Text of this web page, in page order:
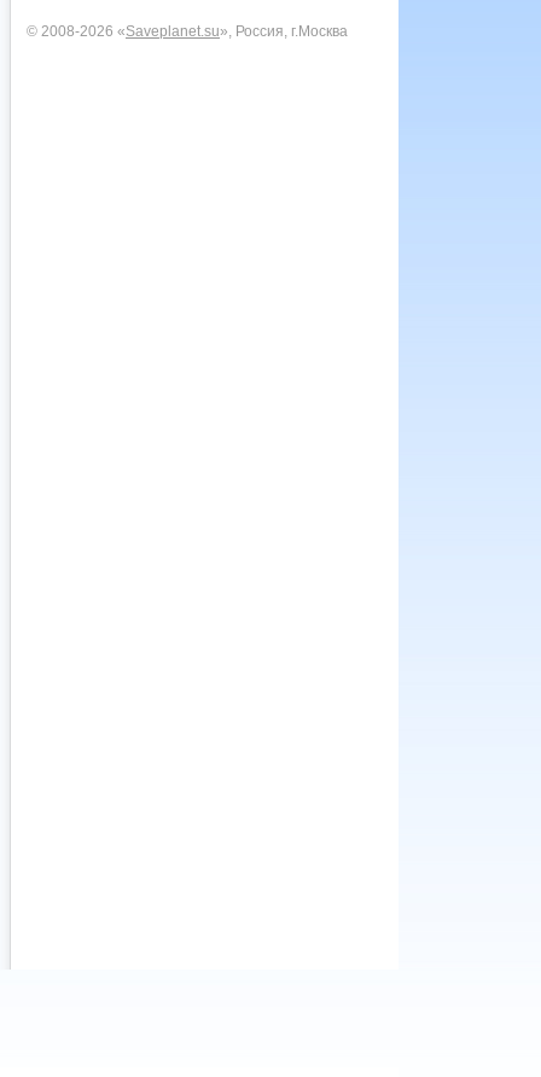
© 2008-2026 «Saveplanet.su», Россия, г.Москва